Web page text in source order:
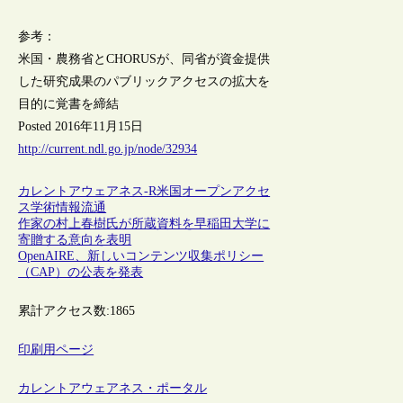
参考：
米国・農務省とCHORUSが、同省が資金提供
した研究成果のパブリックアクセスの拡大を
目的に覚書を締結
Posted 2016年11月15日
http://current.ndl.go.jp/node/32934
カレントアウェアネス-R米国 オープンアクセ
ス学術情報流通
作家の村上春樹氏が所蔵資料を早稲田大学に
寄贈する意向を表明
OpenAIRE、新しいコンテンツ収集ポリシー
（CAP）の公表を発表
累計アクセス数:1865
印刷用ページ
カレントアウェアネス・ポータル